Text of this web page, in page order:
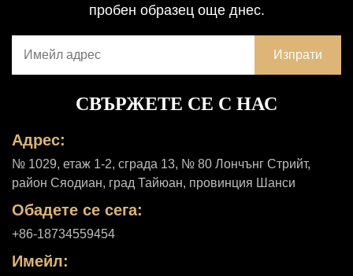
пробен образец още днес.
СВЪРЖЕТЕ СЕ С НАС
Адрес:
№ 1029, етаж 1-2, сграда 13, № 80 Лончънг Стрийт,
район Сяодиан, град Тайюан, провинция Шанси
Обадете се сега:
+86-18734559454
Имейл: